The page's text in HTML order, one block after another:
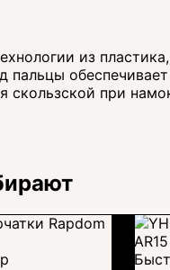
из
скользской при